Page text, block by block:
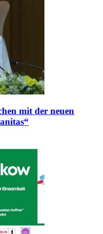
mit der neuen